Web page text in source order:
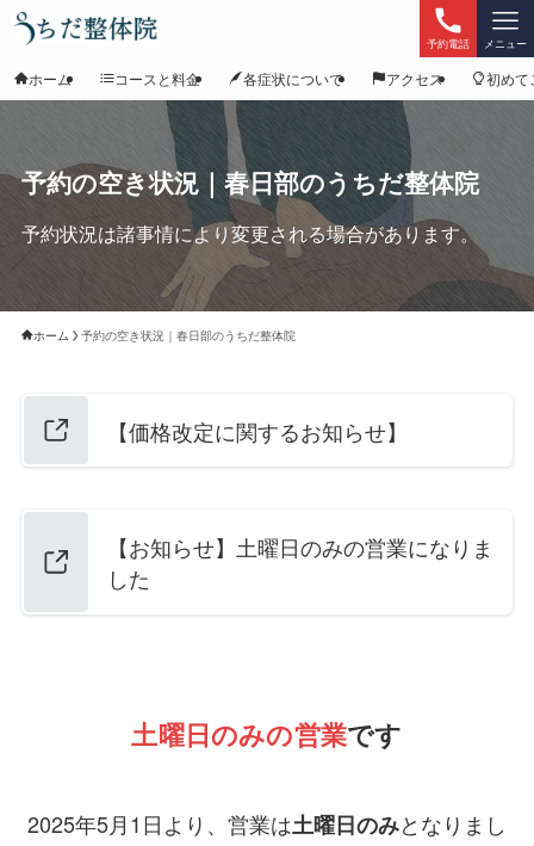
予約電話 メニュー
ホーム コースと料金 各症状について アクセス 初めて
予約の空き状況｜春日部のうちだ整体院
予約状況は諸事情により変更される場合があります。
ホーム 予約の空き状況｜春日部のうちだ整体院
【価格改定に関するお知らせ】
【お知らせ】土曜日のみの営業になりま
した
土曜日のみの営業です
2025年5月1日より、営業は土曜日のみとなりまし